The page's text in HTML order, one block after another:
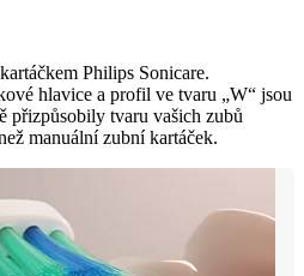
Philips Sonicare.
hlavice a profil ve tvaru „W“ jsou
přizpůsobily tvaru vašich zubů
manuální zubní kartáček.